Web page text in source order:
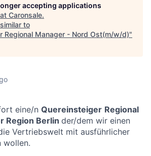
accepting applications
Caronsale.
to
Regional Manager - Nord Ost(m/w/d)"
eine/n Quereinsteiger Regional
Region Berlin der/dem wir einen
Vertriebswelt mit ausführlicher
wollen.